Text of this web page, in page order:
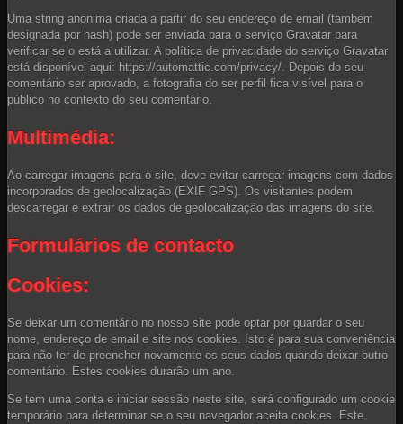
Uma string anónima criada a partir do seu endereço de email (também
designada por hash) pode ser enviada para o serviço Gravatar para
verificar se o está a utilizar. A política de privacidade do serviço Gravatar
está disponível aqui: https://automattic.com/privacy/. Depois do seu
comentário ser aprovado, a fotografia do ser perfil fica visível para o
público no contexto do seu comentário.
Multimédia:
Ao carregar imagens para o site, deve evitar carregar imagens com dados
incorporados de geolocalização (EXIF GPS). Os visitantes podem
descarregar e extrair os dados de geolocalização das imagens do site.
Formulários de contacto
Cookies:
Se deixar um comentário no nosso site pode optar por guardar o seu
nome, endereço de email e site nos cookies. Isto é para sua conveniência
para não ter de preencher novamente os seus dados quando deixar outro
comentário. Estes cookies durarão um ano.
Se tem uma conta e iniciar sessão neste site, será configurado um cookie
temporário para determinar se o seu navegador aceita cookies. Este